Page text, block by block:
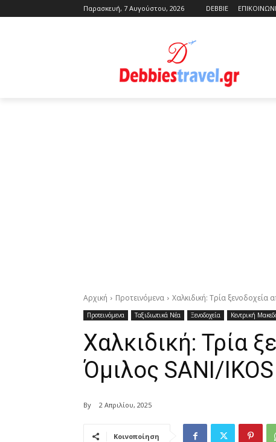
Παρασκευή, 7 Αυγούστου, 2026 DEBBIE
Αρχική Προτεινόμενα Χαλκιδική: Τρία ξενοδοχεία
Προτεινόμενα Ταξιδιωτικά Νέα Ξενοδοχεία Κεντρική
Χαλκιδική: Τρία
Όμιλος SANI/IKOS
By 2 Απριλίου, 2025
Κοινοποίηση